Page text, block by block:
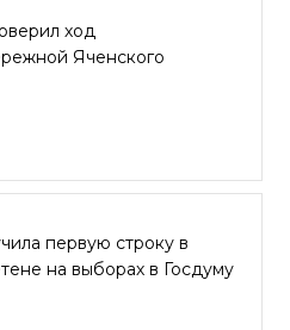
ход
Яченского
первую строку в
на выборах в Госдуму